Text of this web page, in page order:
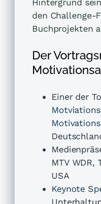
Hintergrund
den Challenge-
Buchprojekten
Der
Einer der
MTV
USA
Keynote